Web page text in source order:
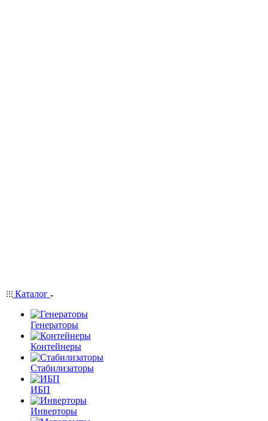
Каталог
Генераторы
Контейнеры
Стабилизаторы
ИБП
Инверторы